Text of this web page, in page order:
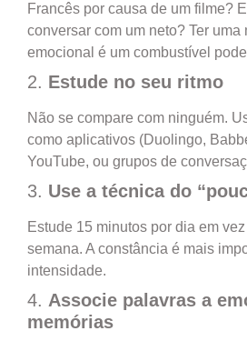
Francês por causa de um filme?
conversar com um neto? Ter uma
emocional é um combustível
2. Estude no seu ritmo
Não se compare com ninguém.
como aplicativos (Duolingo,
YouTube, ou grupos de
3. Use a técnica do
Estude 15 minutos por dia em
semana. A constância é mais
intensidade.
4. Associe palavras a
memórias